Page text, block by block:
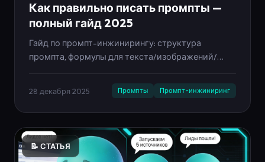
Как правильно писать промпты —
полный гайд 2025
Гайд по промпт-инжинирингу: структура
промпта, формулы для текста/изображений/
28 декабря 2025 Промпты Промпт-инжиниринг
📝 СТАТЬЯ